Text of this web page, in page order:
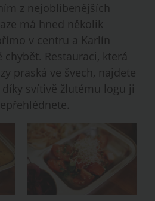
z nejoblíbenějších
má hned několik
v centru a Karlín
Restauraci, která
praská ve švech, najdete
svítivě žlutému logu ji